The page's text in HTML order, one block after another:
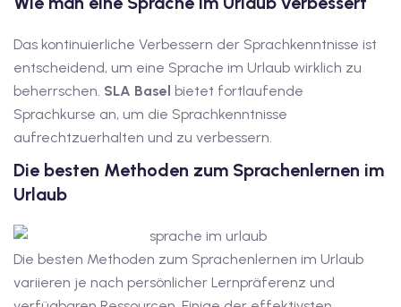
mit
den fide-Test
Das kontinuierliche Verbessern der Sprachkenntnisse ist
entscheidend, um eine Sprache im Urlaub wirklich zu
beherrschen. SLA Basel bietet fortlaufende
Sprachkurse an, um die Sprachkenntnisse
aufrechtzuerhalten und zu verbessern.
Die besten Methoden zum Sprachenlernen im
Urlaub
Die besten Methoden zum Sprachenlernen im Urlaub
variieren je nach persönlicher Lernpräferenz und